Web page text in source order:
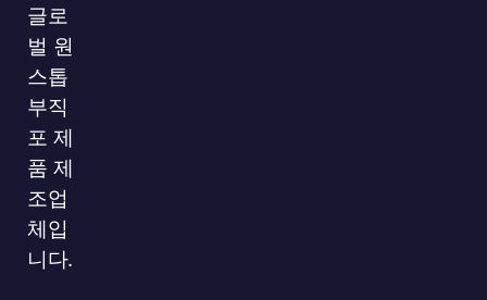
글로
벌 원
스톱
부직
포 제
품 제
조업
체입
니다.